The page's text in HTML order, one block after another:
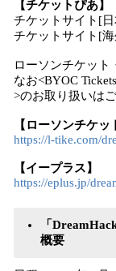
【チケットぴあ】
チケットサイト[
チケットサイト[
ローソンチケット
なお<BYOC
>のお取り扱いは
【ローソンチケッ
https://l-tike.com/
【イープラス】
https://eplus.jp/
「
概要